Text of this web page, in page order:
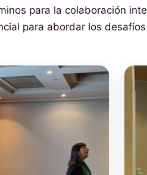
para la colaboración
para abordar los